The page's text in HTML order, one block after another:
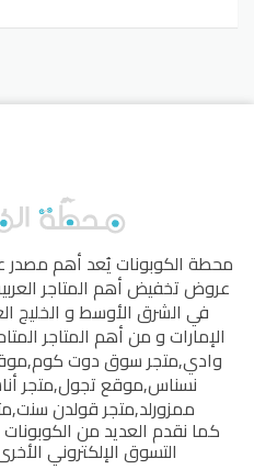
محطة الكوبوناتيُعد أهم مصدر
عروض تخفيض أهم المتاجر
في الشرق الأوسط و الخليج
الإمارات و من أهم المتاجر
وادي,متجر سوق دوت كوم,
نسناس,موقع تجول,متجر
ممزورلد,متجر قولدن سنت,
كما نقدم العديد من
التسوق الإلكتروني